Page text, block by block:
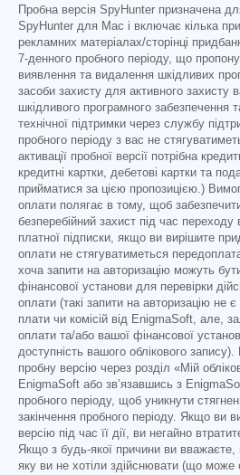
Пробна версія SpyHunter призначена
SpyHunter для Mac і включає кілька
рекламних матеріалах/сторінці
7-денного пробного періоду, що
виявлення та видалення шкідливих
засоби захисту для активного захисту
шкідливого програмного забезпечення
технічної підтримки через службу
пробного періоду з вас не
активації пробної версії потрібна
кредитні картки, дебетові картки та
прийматися за цією пропозицією.)
оплати полягає в тому, щоб
безперебійний захист під час переходу
платної підписки, якщо ви вирішите
оплати не стягуватиметься
хоча запити на авторизацію можуть
фінансової установи для перевірки
оплати (такі запити на авторизацію не
плати чи комісій від EnigmaSoft, але,
оплати та/або вашої фінансової
доступність вашого облікового
пробну версію через розділ «Мій
EnigmaSoft або зв’язавшись з
пробного періоду, щоб уникнути
закінчення пробного періоду. Якщо ви
версію під час її дії, ви негайно
Якщо з будь-якої причини ви
яку ви не хотіли здійснювати (що може